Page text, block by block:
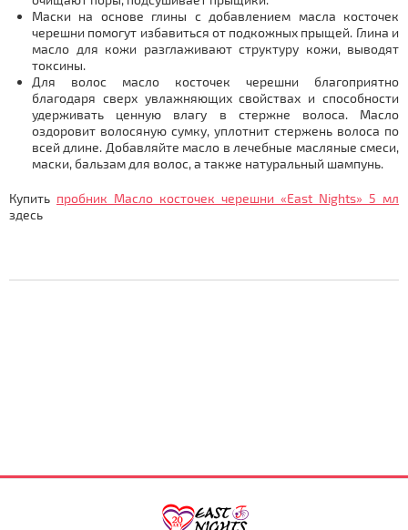
Маски на основе глины с добавлением масла косточек
черешни помогут избавиться от подкожных прыщей. Глина и
масло для кожи разглаживают структуру кожи, выводят
токсины.
Для волос масло косточек черешни благоприятно
благодаря сверх увлажняющих свойствах и способности
удерживать ценную влагу в стержне волоса. Масло
оздоровит волосяную сумку, уплотнит стержень волоса по
всей длине. Добавляйте масло в лечебные масляные смеси,
маски, бальзам для волос, а также натуральный шампунь.
Купить пробник Масло косточек черешни «East Nights» 5 мл
здесь